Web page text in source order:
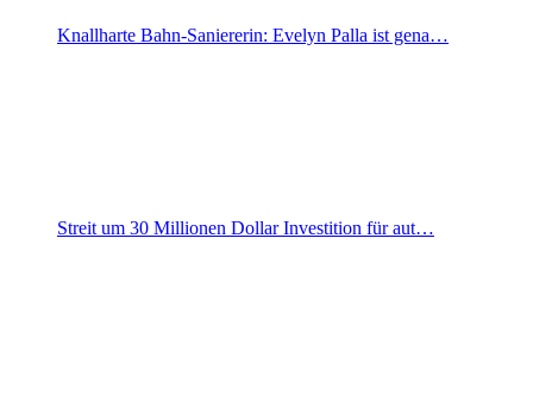
Knallharte Bahn-Saniererin: Evelyn Palla ist gena…
Streit um 30 Millionen Dollar Investition für aut…